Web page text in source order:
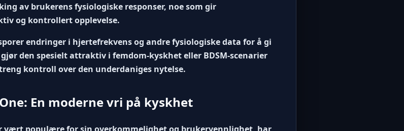
av brukerens fysiologiske responser, noe som gir
og kontrollert opplevelse.
endringer i hjertefrekvens og andre fysiologiske data for å gi
den spesielt attraktiv i femdom-kyskheteller BDSM-scenarier
kontroll over den underdaniges nytelse.
En moderne vri på kyskhet